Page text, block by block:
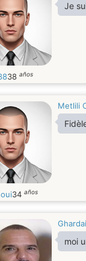
Je
38 años
Metlili
34 años
moi